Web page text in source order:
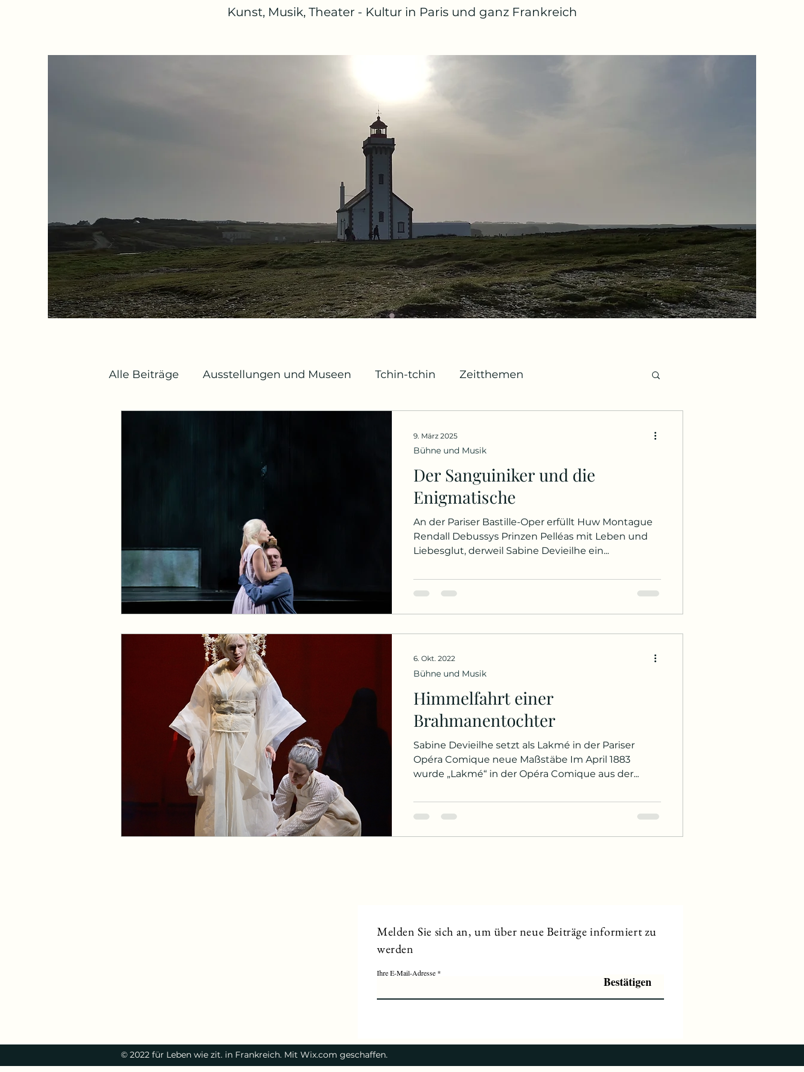
Kunst, Musik, Theater - Kultur in Paris und ganz Frankreich
Alle Beiträge Ausstellungen und Museen Tchin-tchin Zeitthemen
Bildschirm und Leinwand
Der Sanguiniker und die
Enigmatische
An der Pariser Bastille-Oper erfüllt Huw Montague
Rendall Debussys Prinzen Pelléas mit Leben und
Liebesglut, derweil Sabine Devieilhe ein...
Bühne und Musik
9. März 2025
Himmelfahrt einer
Brahmanentochter
Sabine Devieilhe setzt als Lakmé in der Pariser
Opéra Comique neue Maßstäbe Im April 1883
wurde „Lakmé“ in der Opéra Comique aus der...
Bühne und Musik
6. Okt. 2022
Melden Sie sich an, um über neue Beiträge informiert zu
werden
Ihre E-Mail-Adresse
Bestätigen
© 2022 für Leben wie zit. in Frankreich. Mit Wix.com geschaffen.